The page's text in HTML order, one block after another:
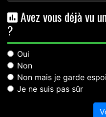
Avez vous déjà vu
?
Oui
Non
Non mais je garde
Je ne suis pas sûr